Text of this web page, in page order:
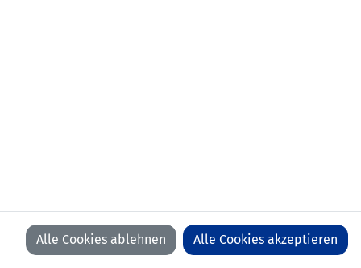
Alle Cookies ablehnen Alle Cookies akzeptieren